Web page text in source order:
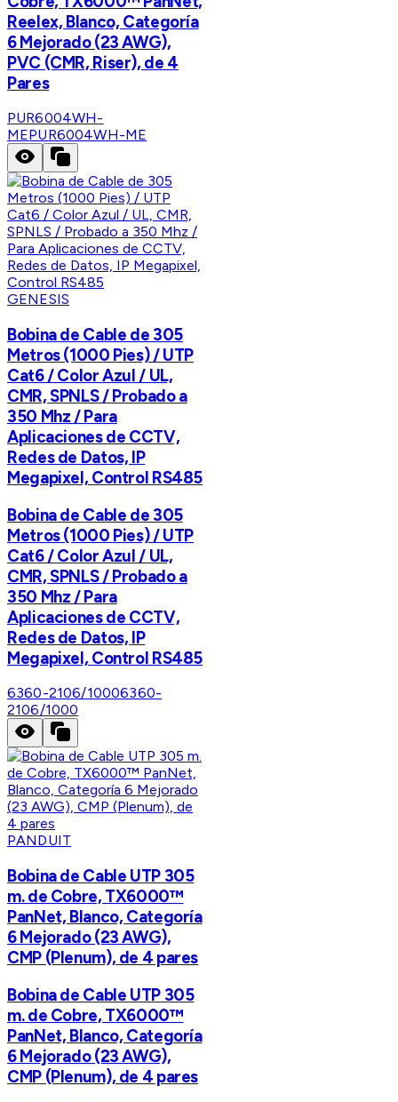
Reelex, Blanco, Categoría
6 Mejorado (23 AWG),
PVC (CMR, Riser), de 4
Pares
PUR6004WH-
MEPUR6004WH-ME
GENESIS
Bobina de Cable de 305
Metros (1000 Pies) / UTP
Cat6 / Color Azul / UL,
CMR, SPNLS / Probado a
350 Mhz / Para
Aplicaciones de CCTV,
Redes de Datos, IP
Megapixel, Control RS485
Bobina de Cable de 305
Metros (1000 Pies) / UTP
Cat6 / Color Azul / UL,
CMR, SPNLS / Probado a
350 Mhz / Para
Aplicaciones de CCTV,
Redes de Datos, IP
Megapixel, Control RS485
6360-2106/10006360-
2106/1000
PANDUIT
Bobina de Cable UTP 305
m. de Cobre, TX6000™
PanNet, Blanco, Categoría
6 Mejorado (23 AWG),
CMP (Plenum), de 4 pares
Bobina de Cable UTP 305
m. de Cobre, TX6000™
PanNet, Blanco, Categoría
6 Mejorado (23 AWG),
CMP (Plenum), de 4 pares